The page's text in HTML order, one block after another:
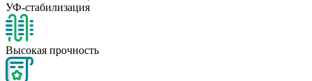
УФ-стабилизация
Высокая прочность